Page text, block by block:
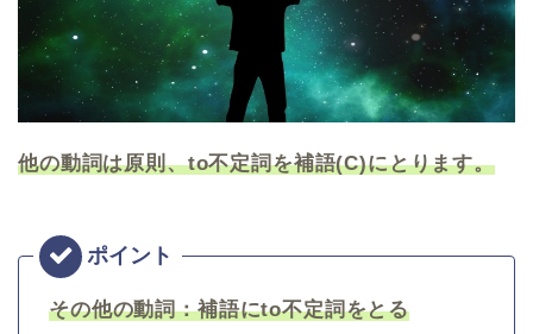
他の動詞は原則、to不定詞を補語(C)にとります。
その他の動詞：補語にto不定詞をとる